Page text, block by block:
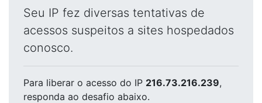
Seu IP fez diversas tentativas de
acessos suspeitos a sites hospedados
conosco.
Para liberar o acesso do IP 216.73.216.239,
responda ao desafio abaixo.